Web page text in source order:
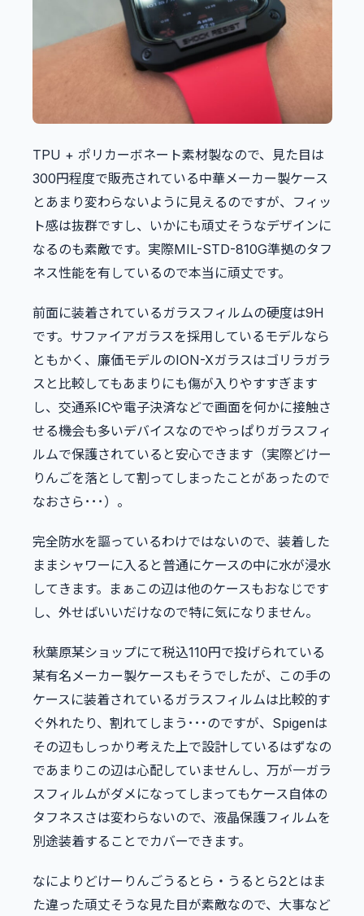
TPU + ポリカーボネート素材製なので、見た目は
300円程度で販売されている中華メーカー製ケース
とあまり変わらないように見えるのですが、フィッ
ト感は抜群ですし、いかにも頑丈そうなデザインに
なるのも素敵です。実際MIL-STD-810G準拠のタフ
ネス性能を有しているので本当に頑丈です。
前面に装着されているガラスフィルムの硬度は9H
です。サファイアガラスを採用しているモデルなら
ともかく、廉価モデルのION-Xガラスはゴリラガラ
スと比較してもあまりにも傷が入りやすすぎます
し、交通系ICや電子決済などで画面を何かに接触さ
せる機会も多いデバイスなのでやっぱりガラスフィ
ルムで保護されていると安心できます（実際どけー
りんごを落として割ってしまったことがあったので
なおさら･･･）。
完全防水を謳っているわけではないので、装着した
ままシャワーに入ると普通にケースの中に水が浸水
してきます。まぁこの辺は他のケースもおなじです
し、外せばいいだけなので特に気になりません。
秋葉原某ショップにて税込110円で投げられている
某有名メーカー製ケースもそうでしたが、この手の
ケースに装着されているガラスフィルムは比較的す
ぐ外れたり、割れてしまう･･･のですが、Spigenは
その辺もしっかり考えた上で設計しているはずなの
であまりこの辺は心配していませんし、万が一ガラ
スフィルムがダメになってしまってもケース自体の
タフネスさは変わらないので、液晶保護フィルムを
別途装着することでカバーできます。
なによりどけーりんごうるとら・うるとら2とはま
た違った頑丈そうな見た目が素敵なので、大事など